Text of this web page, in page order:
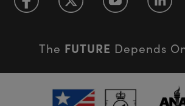
The FUTURE Depends